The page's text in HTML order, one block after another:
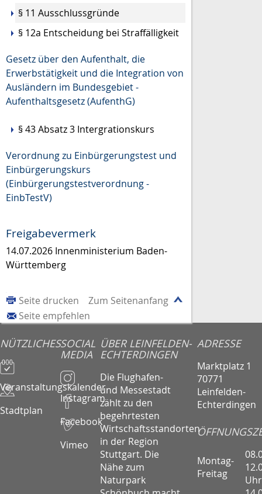
§ 11 Ausschlussgründe
§ 12a Entscheidung bei Straffälligkeit
Gesetz über den Aufenthalt, die
Erwerbstätigkeit und die Integration von
Ausländern im Bundesgebiet -
Aufenthaltsgesetz (AufenthG)
§ 43 Absatz 3 Intergrationskurs
Verordnung zu Einbürgerungstest und
Einbürgerungskurs
(Einbürgerungstestverordnung -
EinbTestV)
Freigabevermerk
14.07.2026 Innenministerium Baden-
Württemberg
Zum Seitenanfang
Seite drucken
Seite empfehlen
NÜTZLICHES
Veranstaltungskalender
Stadtplan
SOCIAL
MEDIA
Instagram
Facebook
Vimeo
ÜBER LEINFELDEN-
ECHTERDINGEN
Die Flughafen-
und Messestadt
zählt zu den
begehrtesten
Wirtschaftsstandorten
in der Region
Stuttgart. Die
Nähe zum
Naturpark
ADRESSE
Marktplatz 1
70771
Leinfelden-
Echterdingen
Montag-
Freitag
Uhr